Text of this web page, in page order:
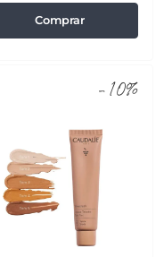
Comprar
-10%